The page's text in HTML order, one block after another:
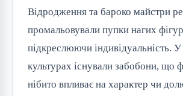
Відродження та бароко майстри
промальовували пупки нагих
підкреслюючи індивідуальність.
культурах існували забобони, що
нібито впливає на характер чи